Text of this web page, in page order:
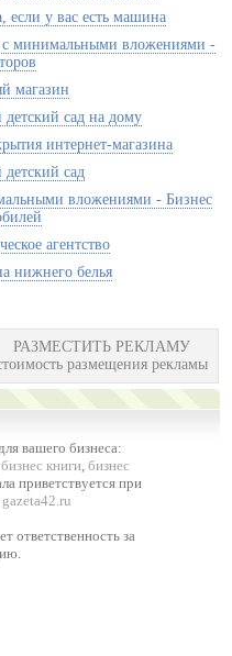
если у вас есть машина
минимальными вложениями -
магазин
детский сад на дому
интернет-магазина
сад
вложениями - Бизнес
агентство
нижнего белья
РАЗМЕСТИТЬ РЕКЛАМУ
размещения рекламы
вашего бизнеса:
бизнес книги,бизнес
приветствуется при
gazeta42.ru
ответственность за